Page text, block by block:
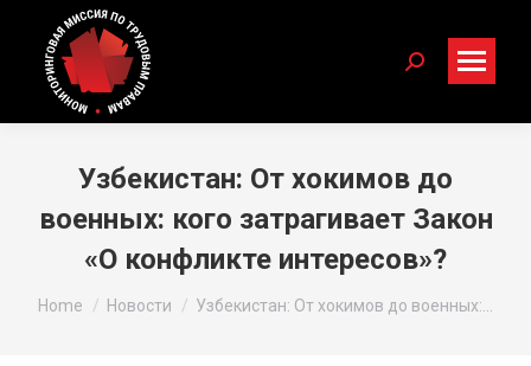
Search:
Узбекистан: От хокимов до
военных: кого затрагивает Закон
«О конфликте интересов»?
You are here:
Home Новости Узбекистан: От хокимов до военных:…